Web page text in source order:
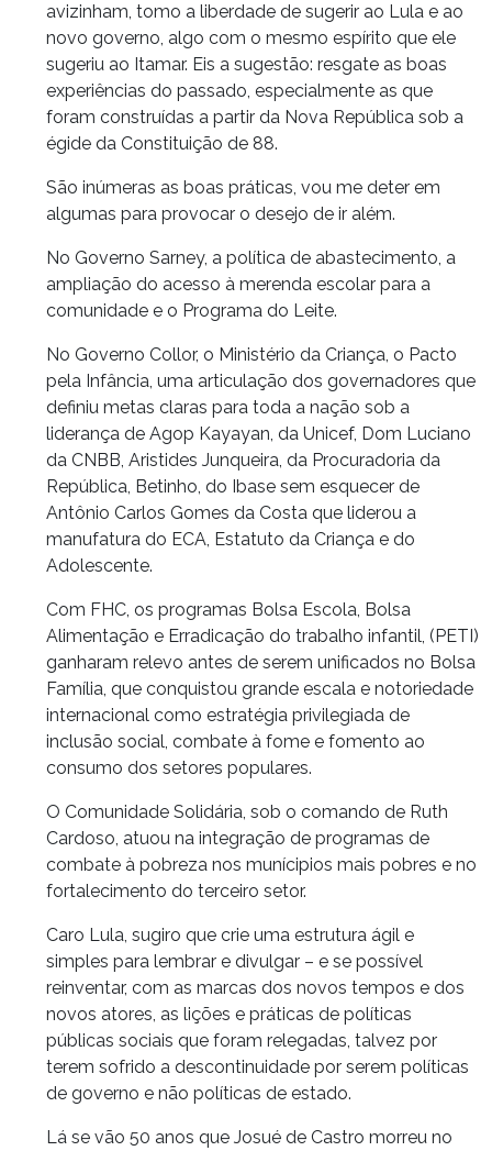
avizinham, tomo a liberdade de sugerir ao Lula e ao
novo governo, algo com o mesmo espírito que ele
sugeriu ao Itamar. Eis a sugestão: resgate as boas
experiências do passado, especialmente as que
foram construídas a partir da Nova República sob a
égide da Constituição de 88.
São inúmeras as boas práticas, vou me deter em
algumas para provocar o desejo de ir além.
No Governo Sarney, a política de abastecimento, a
ampliação do acesso à merenda escolar para a
comunidade e o Programa do Leite.
No Governo Collor, o Ministério da Criança, o Pacto
pela Infância, uma articulação dos governadores que
definiu metas claras para toda a nação sob a
liderança de Agop Kayayan, da Unicef, Dom Luciano
da CNBB, Aristides Junqueira, da Procuradoria da
República, Betinho, do Ibase sem esquecer de
Antônio Carlos Gomes da Costa que liderou a
manufatura do ECA, Estatuto da Criança e do
Adolescente.
Com FHC, os programas Bolsa Escola, Bolsa
Alimentação e Erradicação do trabalho infantil, (PETI)
ganharam relevo antes de serem unificados no Bolsa
Família, que conquistou grande escala e notoriedade
internacional como estratégia privilegiada de
inclusão social, combate à fome e fomento ao
consumo dos setores populares.
O Comunidade Solidária, sob o comando de Ruth
Cardoso, atuou na integração de programas de
combate à pobreza nos munícipios mais pobres e no
fortalecimento do terceiro setor.
Caro Lula, sugiro que crie uma estrutura ágil e
simples para lembrar e divulgar – e se possível
reinventar, com as marcas dos novos tempos e dos
novos atores, as lições e práticas de políticas
públicas sociais que foram relegadas, talvez por
terem sofrido a descontinuidade por serem políticas
de governo e não políticas de estado.
Lá se vão 50 anos que Josué de Castro morreu no